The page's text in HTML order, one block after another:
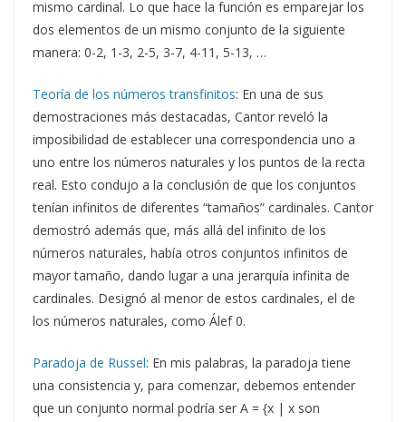
mismo cardinal. Lo que hace la función es emparejar los
dos elementos de un mismo conjunto de la siguiente
manera: 0-2, 1-3, 2-5, 3-7, 4-11, 5-13, …
Teoría de los números transfinitos: En una de sus
demostraciones más destacadas, Cantor reveló la
imposibilidad de establecer una correspondencia uno a
uno entre los números naturales y los puntos de la recta
real. Esto condujo a la conclusión de que los conjuntos
tenían infinitos de diferentes “tamaños” cardinales. Cantor
demostró además que, más allá del infinito de los
números naturales, había otros conjuntos infinitos de
mayor tamaño, dando lugar a una jerarquía infinita de
cardinales. Designó al menor de estos cardinales, el de
los números naturales, como Álef 0.
Paradoja de Russel: En mis palabras, la paradoja tiene
una consistencia y, para comenzar, debemos entender
que un conjunto normal podría ser A = {x | x son